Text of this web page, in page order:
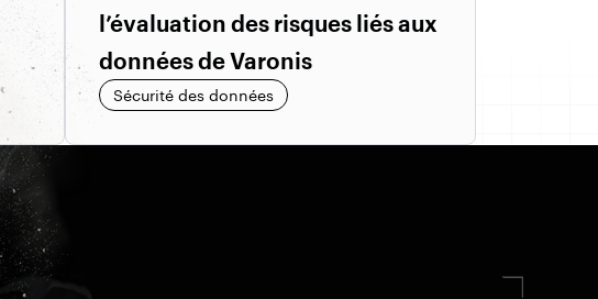
l’évaluation des risques liés aux
données de Varonis
Sécurité des données